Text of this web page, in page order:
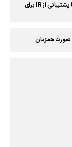
دوربین با وضوح FHD، با پشتیبانی از IR برای
صورت همزمان